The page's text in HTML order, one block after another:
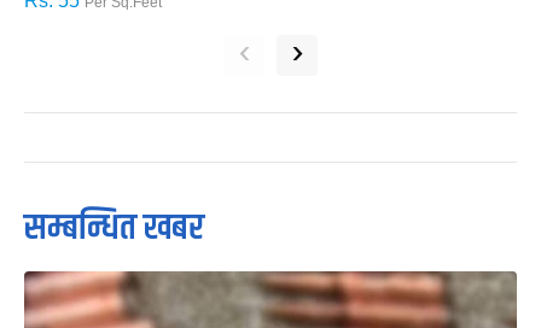
‹ ›
सम्बन्धित खबर